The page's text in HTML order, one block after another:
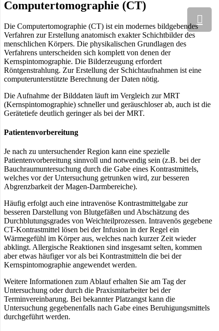
Computertomographie (CT)
Die Computertomographie (CT) ist ein modernes bildgebendes
Verfahren zur Erstellung anatomisch exakter Schichtbilder des
menschlichen Körpers. Die physikalischen Grundlagen des
Verfahrens unterscheiden sich komplett von denen der
Kernspintomographie. Die Bilderzeugung erfordert
Röntgenstrahlung. Zur Erstellung der Schichtaufnahmen ist eine
computerunterstützte Berechnung der Daten nötig.
Die Aufnahme der Bilddaten läuft im Vergleich zur MRT
(Kernspintomographie) schneller und geräuschloser ab, auch ist die
Gerätetiefe deutlich geringer als bei der MRT.
Patientenvorbereitung
Je nach zu untersuchender Region kann eine spezielle
Patientenvorbereitung sinnvoll und notwendig sein (z.B. bei der
Bauchraumuntersuchung durch die Gabe eines Kontrastmittels,
welches vor der Untersuchung getrunken wird, zur besseren
Abgrenzbarkeit der Magen-Darmbereiche).
Häufig erfolgt auch eine intravenöse Kontrastmittelgabe zur
besseren Darstellung von Blutgefäßen und Abschätzung des
Durchblutungsgrades von Weichteilprozessen. Intravenös gegebene
CT-Kontrastmittel lösen bei der Infusion in der Regel ein
Wärmegefühl im Körper aus, welches nach kurzer Zeit wieder
abklingt. Allergische Reaktionen sind insgesamt selten, kommen
aber etwas häufiger vor als bei Kontrastmitteln die bei der
Kernspintomographie angewendet werden.
Weitere Informationen zum Ablauf erhalten Sie am Tag der
Untersuchung oder durch die Praxismitarbeiter bei der
Terminvereinbarung. Bei bekannter Platzangst kann die
Untersuchung gegebenenfalls nach Gabe eines Beruhigungsmittels
durchgeführt werden.